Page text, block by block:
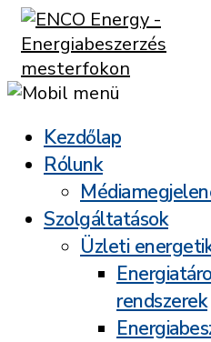
Kezdőlap
Rólunk
Szolgáltatások
Üzleti
rendszerek